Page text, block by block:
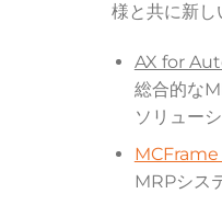
様と共に新し
AX for
総合的な
ソリュー
MCFrame
MRPシス